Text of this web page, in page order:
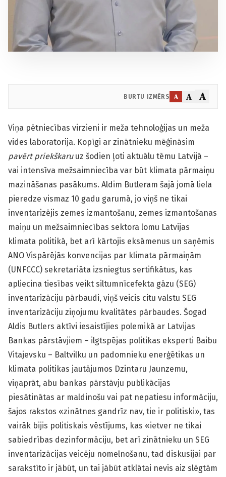
BURTU IZMĒRS A A A
Viņa pētniecības virzieni ir meža tehnoloģijas un meža
vides laboratorija. Kopīgi ar zinātnieku mēģināsim
pavērt priekškaruuz šodien ļoti aktuālu tēmu Latvijā –
vai intensīva mežsaimniecība var būt klimata pārmaiņu
mazināšanas pasākums. Aldim Butleram šajā jomā liela
pieredze vismaz 10 gadu garumā, jo viņš ne tikai
inventarizējis zemes izmantošanu, zemes izmantošanas
maiņu un mežsaimniecības sektora lomu Latvijas
klimata politikā, bet arī kārtojis eksāmenus un saņēmis
ANO Vispārējās konvencijas par klimata pārmaiņām
(UNFCCC) sekretariāta izsniegtus sertifikātus, kas
apliecina tiesības veikt siltumnīcefekta gāzu (SEG)
inventarizāciju pārbaudi, viņš veicis citu valstu SEG
inventarizāciju ziņojumu kvalitātes pārbaudes. Šogad
Aldis Butlers aktīvi iesaistījies polemikā ar Latvijas
Bankas pārstāvjiem – ilgtspējas politikas eksperti Baibu
Vitajevsku – Baltvilku un padomnieku enerģētikas un
klimata politikas jautājumos Dzintaru Jaunzemu,
viņaprāt, abu bankas pārstāvju publikācijas
piesātinātas ar maldinošu vai pat nepatiesu informāciju,
šajos rakstos «zinātnes gandrīz nav, tie ir politiski», tas
vairāk bijis politiskais vēstījums, kas «ietver ne tikai
sabiedrības dezinformāciju, bet arī zinātnieku un SEG
inventarizācijas veicēju nomelnošanu, tad diskusijai par
sarakstīto ir jābūt, un tai jābūt atklātai nevis aiz slēgtām